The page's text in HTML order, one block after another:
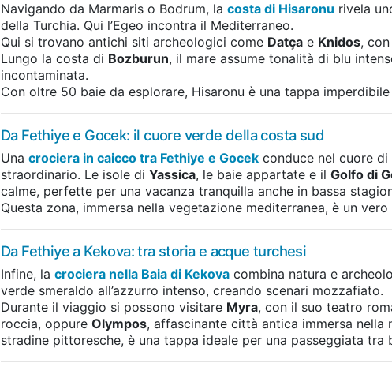
Navigando da Marmaris o Bodrum, la costa di Hisaronu rivela
della Turchia. Qui l’Egeo incontra il Mediterraneo.
Qui si trovano antichi siti archeologici come Datça e Knidos,
Lungo la costa di Bozburun, il mare assume tonalità di blu
incontaminata.
Con oltre 50 baie da esplorare, Hisaronu è una tappa
Da Fethiye e Gocek: il cuore verde della costa sud
Una crociera in caicco tra Fethiye e Gocek conduce nel cuore
straordinario. Le isole di Yassica, le baie appartate e il Golfo di
calme, perfette per una vacanza tranquilla anche in bassa
Questa zona, immersa nella vegetazione mediterranea, è un
Da Fethiye a Kekova: tra storia e acque turchesi
Infine, la crociera nella Baia di Kekova combina natura e
verde smeraldo all’azzurro intenso, creando scenari mozzafiato.
Durante il viaggio si possono visitare Myra, con il suo teatro
roccia, oppure Olympos, affascinante città antica immersa nella
stradine pittoresche, è una tappa ideale per una passeggiata tra